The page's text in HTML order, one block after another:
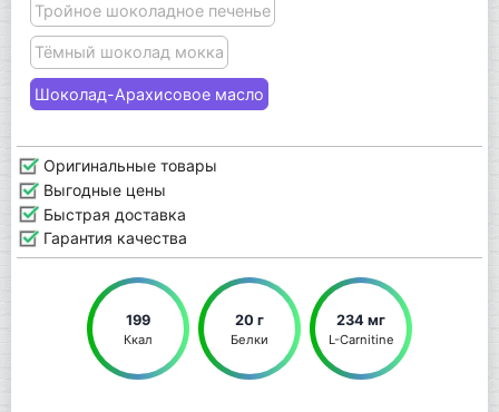
Тройное шоколадное печенье
Тёмный шоколад мокка
Шоколад-Арахисовое масло
Оригинальные товары
Выгодные цены
Быстрая доставка
Гарантия качества
199
Ккал
20 г
Белки
234 мг
L-Carnitine